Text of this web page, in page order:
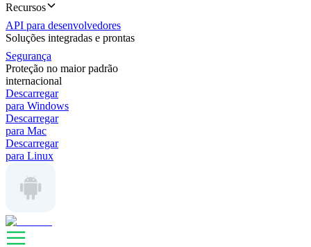
Recursos
API para desenvolvedores
Soluções integradas e prontas
Segurança
Proteção no maior padrão
internacional
Descarregar
para Windows
Descarregar
para Mac
Descarregar
para Linux